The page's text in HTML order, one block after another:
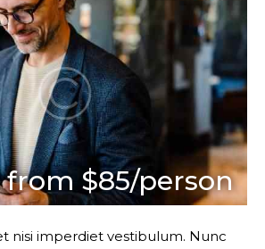
from $85/person
nisi imperdiet vestibulum. Nunc